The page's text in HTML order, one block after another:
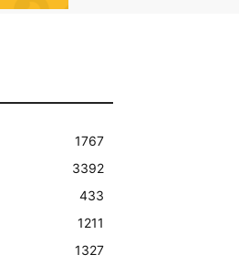
1767
3392
433
1211
1327